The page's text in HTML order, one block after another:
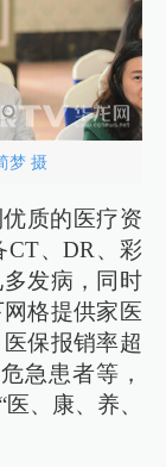
梦 摄
质的医疗资
CT、DR、彩
发病，同时
格提供家医
保报销率超
急患者等，
、康、养、